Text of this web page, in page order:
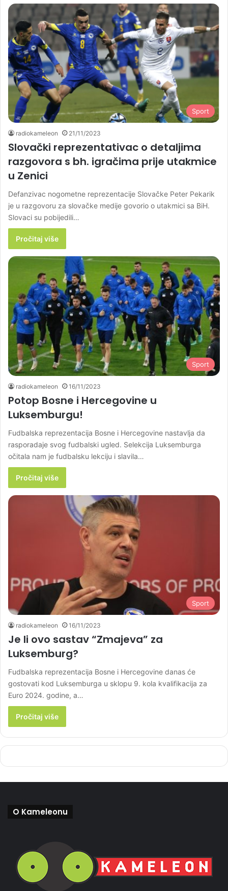
Sport
radiokameleon 21/11/2023
Slovački reprezentativac o detaljima
razgovora s bh. igračima prije utakmice
u Zenici
Defanzivac nogometne reprezentacije Slovačke Peter Pekarik
je u razgovoru za slovačke medije govorio o utakmici sa BiH.
Slovaci su pobijedili…
Pročitaj više
Sport
radiokameleon 16/11/2023
Potop Bosne i Hercegovine u
Luksemburgu!
Fudbalska reprezentacija Bosne i Hercegovine nastavlja da
rasporadaje svog fudbalski ugled. Selekcija Luksemburga
očitala nam je fudbalsku lekciju i slavila…
Pročitaj više
Sport
radiokameleon 16/11/2023
Je li ovo sastav “Zmajeva” za
Luksemburg?
Fudbalska reprezentacija Bosne i Hercegovine danas će
gostovati kod Luksemburga u sklopu 9. kola kvalifikacija za
Euro 2024. godine, a…
Pročitaj više
O Kameleonu